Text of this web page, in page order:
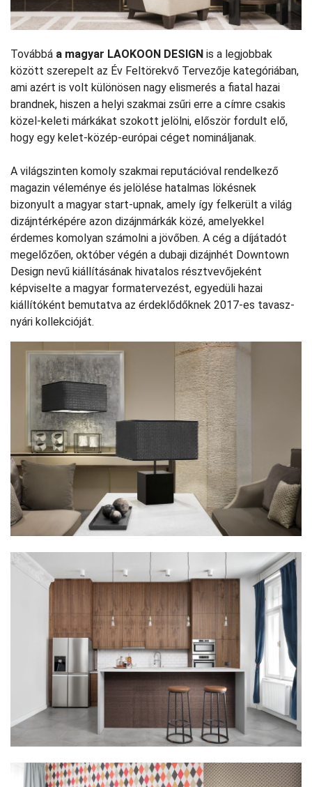
Továbbá a magyar LAOKOON DESIGN is a legjobbak
között szerepelt az Év Feltörekvő Tervezője kategóriában,
ami azért is volt különösen nagy elismerés a fiatal hazai
brandnek, hiszen a helyi szakmai zsűri erre a címre csakis
közel-keleti márkákat szokott jelölni, először fordult elő,
hogy egy kelet-közép-európai céget nomináljanak.
A világszinten komoly szakmai reputációval rendelkező
magazin véleménye és jelölése hatalmas lökésnek
bizonyult a magyar start-upnak, amely így felkerült a világ
dizájntérképére azon dizájnmárkák közé, amelyekkel
érdemes komolyan számolni a jövőben. A cég a díjátadót
megelőzően, október végén a dubaji dizájnhét Downtown
Design nevű kiállításának hivatalos résztvevőjeként
képviselte a magyar formatervezést, egyedüli hazai
kiállítóként bemutatva az érdeklődőknek 2017-es tavasz-
nyári kollekcióját.